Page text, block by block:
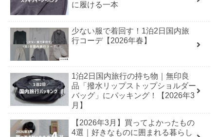
に履ける一本
少ない服で着回す！1泊2日国内旅
行コーデ【2026年春】
1泊2日国内旅行の持ち物｜無印良
品「撥水リップストップショルダー
バッグ」にパッキング！【2026年3
月】
【2026年3月】買ってよかったもの
4選｜好きなものに囲まれる暮らし